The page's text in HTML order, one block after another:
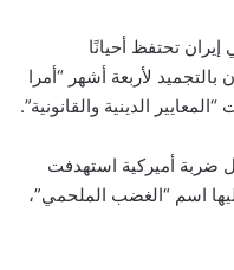
تحتفظ أحيانًا
لأربعة أشهر “أمرا
الدينية والقانونية”.
في 28 فبراير خلال ضربة أميركية استهدفت
اسم “الغضب الملحمي”،